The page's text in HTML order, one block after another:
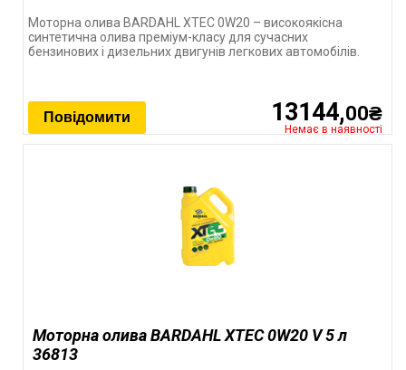
Моторна олива BARDAHL XTEC 0W20 – високоякісна
синтетична олива преміум-класу для сучасних
бензинових і дизельних двигунів легкових автомобілів.
13144,00₴
Немає в наявності
Повідомити
Моторна олива BARDAHL XTEC 0W20 V 5 л
36813